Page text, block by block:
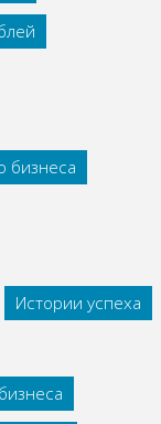
бизнеса
Истории успеха